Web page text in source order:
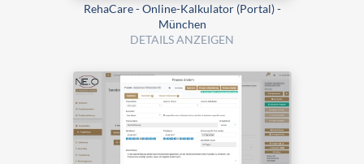
RehaCare - Online-Kalkulator (Portal) -
München
DETAILS ANZEIGEN